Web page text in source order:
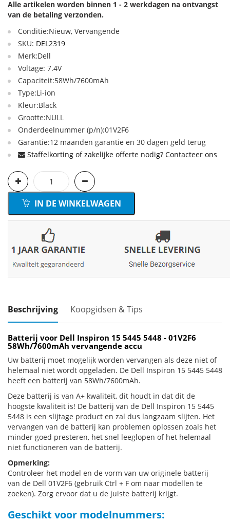
Alle artikelen worden binnen 1 - 2 werkdagen na ontvangst
van de betaling verzonden.
Conditie:Nieuw, Vervangende
SKU: DEL2319
Merk:Dell
Voltage: 7.4V
Capaciteit:58Wh/7600mAh
Type:Li-ion
Kleur:Black
Grootte:NULL
Onderdeelnummer (p/n):01V2F6
Garantie:12 maanden garantie en 30 dagen geld terug
Staffelkorting of zakelijke offerte nodig? Contacteer ons
IN DE WINKELWAGEN
Beschrijving Koopgidsen & Tips
Batterij voor Dell Inspiron 15 5445 5448 - 01V2F6
58Wh/7600mAh vervangende accu
Uw batterij moet mogelijk worden vervangen als deze niet of
helemaal niet wordt opgeladen. De Dell Inspiron 15 5445 5448
heeft een batterij van 58Wh/7600mAh.
Deze batterij is van A+ kwaliteit, dit houdt in dat dit de
hoogste kwaliteit is! De batterij van de Dell Inspiron 15 5445
5448 is een slijtage product en zal dus langzaam slijten. Het
vervangen van de batterij kan problemen oplossen zoals het
minder goed presteren, het snel leeglopen of het helemaal
niet functioneren van de batterij.
Opmerking:
Controleer het model en de vorm van uw originele batterij
van de Dell 01V2F6 (gebruik Ctrl + F om naar modellen te
zoeken). Zorg ervoor dat u de juiste batterij krijgt.
Geschikt voor modelnummers: